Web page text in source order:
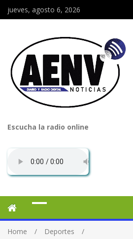
jueves, agosto 6, 2026
Escucha la radio online
Home
Deportes